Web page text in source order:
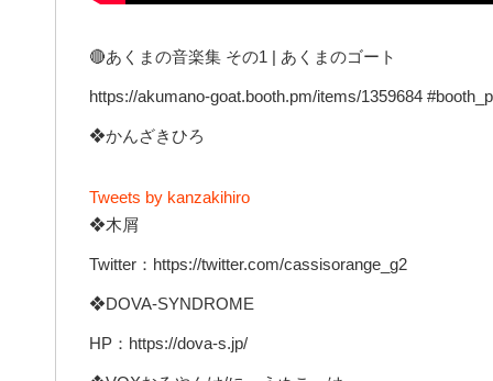
🔴あくまの音楽集 その1 | あくまのゴート
https://akumano-goat.booth.pm/items/1359684
❖かんざきひろ
Tweets by kanzakihiro
❖木屑
Twitter：https://twitter.com/cassisorange_g2
❖DOVA-SYNDROME
HP：https://dova-s.jp/